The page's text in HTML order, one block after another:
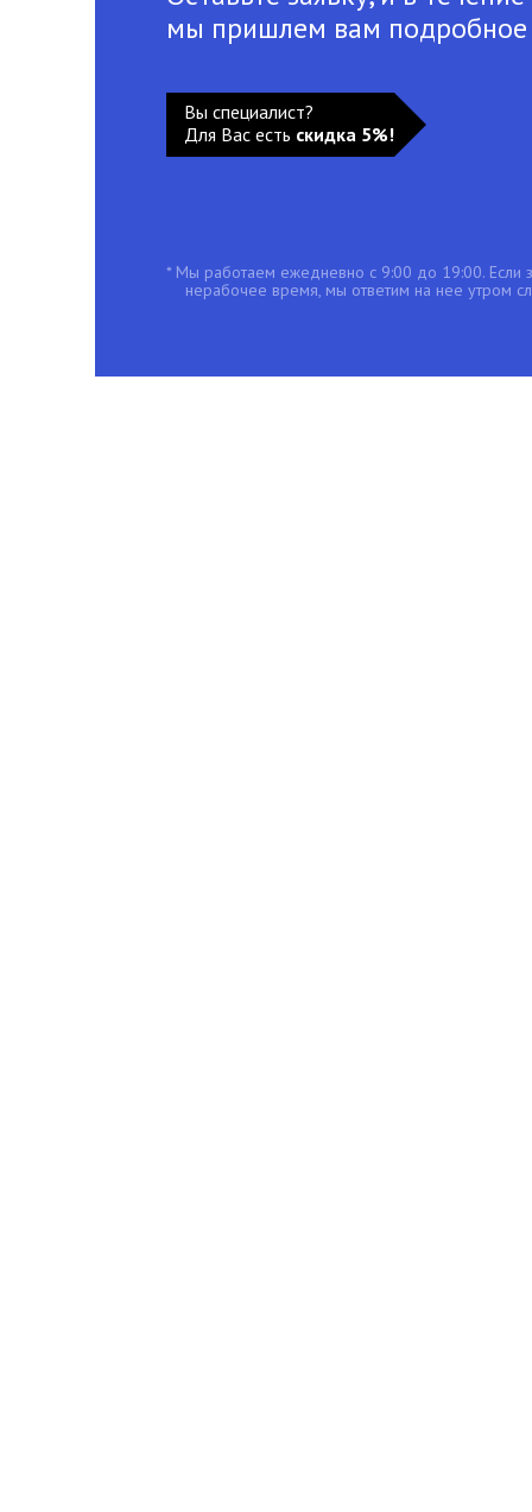
мы пришлем вам
Вы специалист?
Для Вас есть скидка 5%!
* Мы работаем ежедневно с 9:00 до 19:00. Если
нерабочее время, мы ответим на нее утром